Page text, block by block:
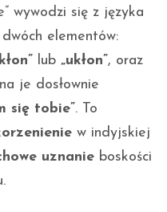
wywodzi się z języka
elementów:
lub „ukłon”, oraz
je dosłownie
się tobie”. To
w indyjskiej
uznanie boskości